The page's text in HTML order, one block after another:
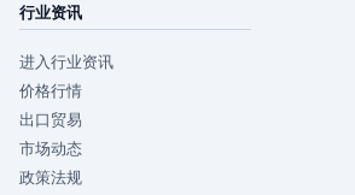
行业资讯
进入行业资讯
价格行情
出口贸易
市场动态
政策法规